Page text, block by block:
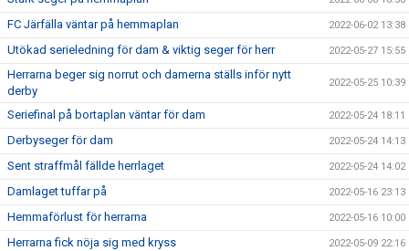
FC Järfälla väntar på hemmaplan 2022-06-02 13:38
Utökad serieledning för dam & viktig seger för herr 2022-05-27 15:55
Herrarna beger sig norrut och damerna ställs inför nytt
derby
2022-05-25 10:39
Seriefinal på bortaplan väntar för dam 2022-05-24 18:11
Derbyseger för dam 2022-05-24 14:13
Sent straffmål fällde herrlaget 2022-05-24 14:02
Damlaget tuffar på 2022-05-16 23:13
Hemmaförlust för herrarna 2022-05-16 10:00
Herrarna fick nöja sig med kryss 2022-05-09 22:16